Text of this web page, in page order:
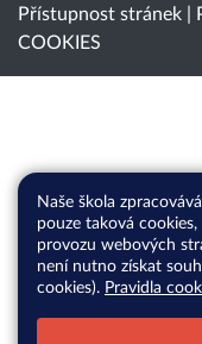
Přístupnost stránek
COOKIES
Naše škola
pouze taková
provozu webových
není nutno získat
cookies). Pravidla